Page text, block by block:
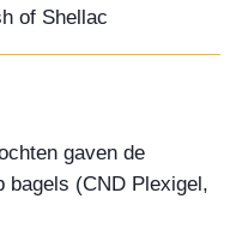
of Shellac
gaven de
bagels (CND Plexigel,